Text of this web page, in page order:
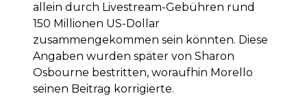
allein durch Livestream-Gebühren rund
150 Millionen US-Dollar
zusammengekommen sein könnten. Diese
Angaben wurden später von Sharon
Osbourne bestritten, woraufhin Morello
seinen Beitrag korrigierte.